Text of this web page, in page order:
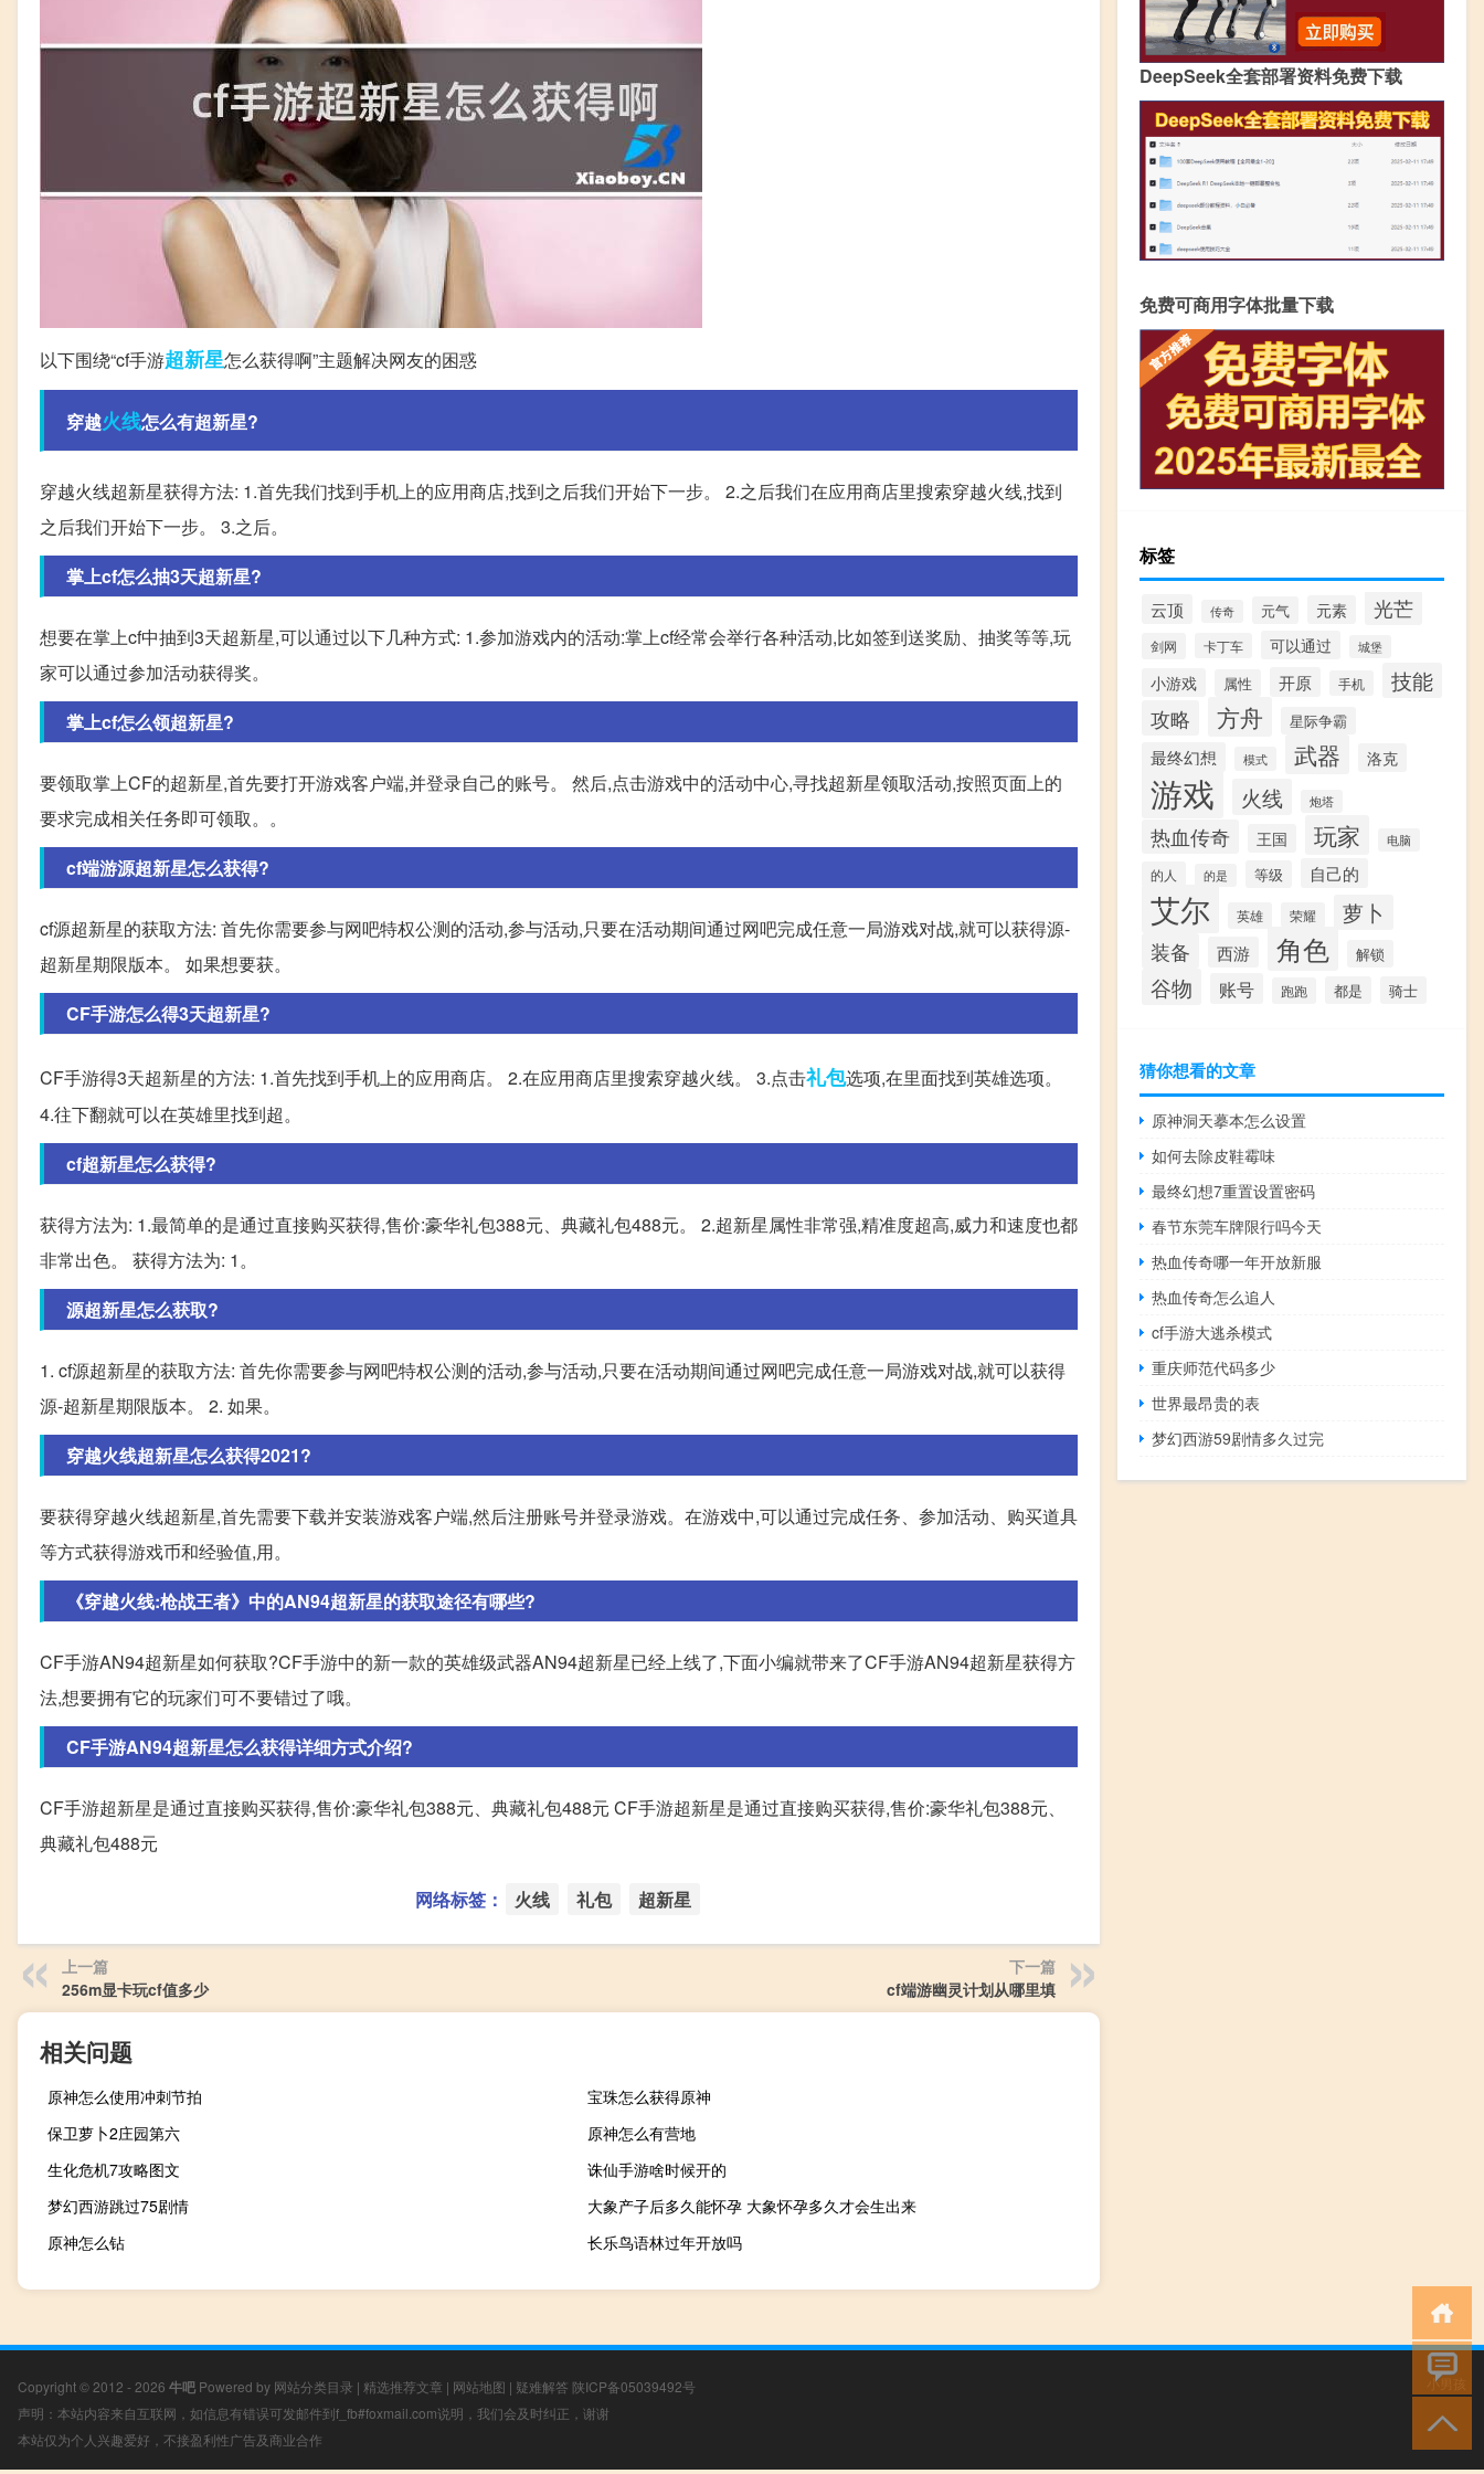
以下围绕“cf手游超新星怎么获得啊”主题解决网友的困惑
穿越火线怎么有超新星?
穿越火线超新星获得方法: 1.首先我们找到手机上的应用商店,找到之后我们开始下一步。 2.之后我们在应用商店里搜索穿越火线,找到
之后我们开始下一步。 3.之后。
掌上cf怎么抽3天超新星?
想要在掌上cf中抽到3天超新星,可以通过以下几种方式: 1.参加游戏内的活动:掌上cf经常会举行各种活动,比如签到送奖励、抽奖等等,玩
家可以通过参加活动获得奖。
掌上cf怎么领超新星?
要领取掌上CF的超新星,首先要打开游戏客户端,并登录自己的账号。 然后,点击游戏中的活动中心,寻找超新星领取活动,按照页面上的
要求完成相关任务即可领取。。
cf端游源超新星怎么获得?
cf源超新星的获取方法: 首先你需要参与网吧特权公测的活动,参与活动,只要在活动期间通过网吧完成任意一局游戏对战,就可以获得源-
超新星期限版本。 如果想要获。
CF手游怎么得3天超新星?
CF手游得3天超新星的方法: 1.首先找到手机上的应用商店。 2.在应用商店里搜索穿越火线。 3.点击礼包选项,在里面找到英雄选项。
4.往下翻就可以在英雄里找到超。
cf超新星怎么获得?
获得方法为: 1.最简单的是通过直接购买获得,售价:豪华礼包388元、典藏礼包488元。 2.超新星属性非常强,精准度超高,威力和速度也都
非常出色。 获得方法为: 1。
源超新星怎么获取?
1. cf源超新星的获取方法: 首先你需要参与网吧特权公测的活动,参与活动,只要在活动期间通过网吧完成任意一局游戏对战,就可以获得
源-超新星期限版本。 2. 如果。
穿越火线超新星怎么获得2021?
要获得穿越火线超新星,首先需要下载并安装游戏客户端,然后注册账号并登录游戏。在游戏中,可以通过完成任务、参加活动、购买道具
等方式获得游戏币和经验值,用。
《穿越火线:枪战王者》中的AN94超新星的获取途径有哪些?
CF手游AN94超新星如何获取?CF手游中的新一款的英雄级武器AN94超新星已经上线了,下面小编就带来了CF手游AN94超新星获得方
法,想要拥有它的玩家们可不要错过了哦。
CF手游AN94超新星怎么获得详细方式介绍?
CF手游超新星是通过直接购买获得,售价:豪华礼包388元、典藏礼包488元 CF手游超新星是通过直接购买获得,售价:豪华礼包388元、
典藏礼包488元
网络标签： 火线 礼包 超新星
上一篇
256m显卡玩cf值多少
下一篇
cf端游幽灵计划从哪里填
相关问题
原神怎么使用冲刺节拍
宝珠怎么获得原神
保卫萝卜2庄园第六
原神怎么有营地
生化危机7攻略图文
诛仙手游啥时候开的
梦幻西游跳过75剧情
大象产子后多久能怀孕 大象怀孕多久才会生出来
原神怎么钻
长乐鸟语林过年开放吗
DeepSeek全套部署资料免费下载
免费可商用字体批量下载
标签
云顶 传奇 元气 元素 光芒
剑网 卡丁车 可以通过 城堡
小游戏 属性 开原 手机
技能
攻略
方舟 星际争霸
最终幻想 模式 武器 洛克
游戏 火线 炮塔
热血传奇 王国 玩家 电脑
的人 的是 等级 自己的
艾尔 英雄 荣耀
萝卜
装备
西游 角色 解锁
谷物 账号 跑跑 都是 骑士
猜你想看的文章
原神洞天摹本怎么设置
如何去除皮鞋霉味
最终幻想7重置设置密码
春节东莞车牌限行吗今天
热血传奇哪一年开放新服
热血传奇怎么追人
cf手游大逃杀模式
重庆师范代码多少
世界最昂贵的表
梦幻西游59剧情多久过完
Copyright © 2012 - 2026 牛吧 Powered by 网站分类目录 | 精选推荐文章 | 网站地图 | 疑难解答 陕ICP备05039492号
声明：本站内容来自互联网，如信息有错误可发邮件到f_fb#foxmail.com说明，我们会及时纠正，谢谢
本站仅为个人兴趣爱好，不接盈利性广告及商业合作
小男孩